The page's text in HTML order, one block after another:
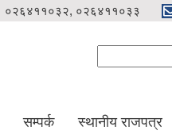
०२६४११०३२, ०२६४११०३३
सम्पर्क स्थानीय राजपत्र